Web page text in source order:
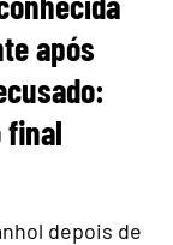
após
final
depois de